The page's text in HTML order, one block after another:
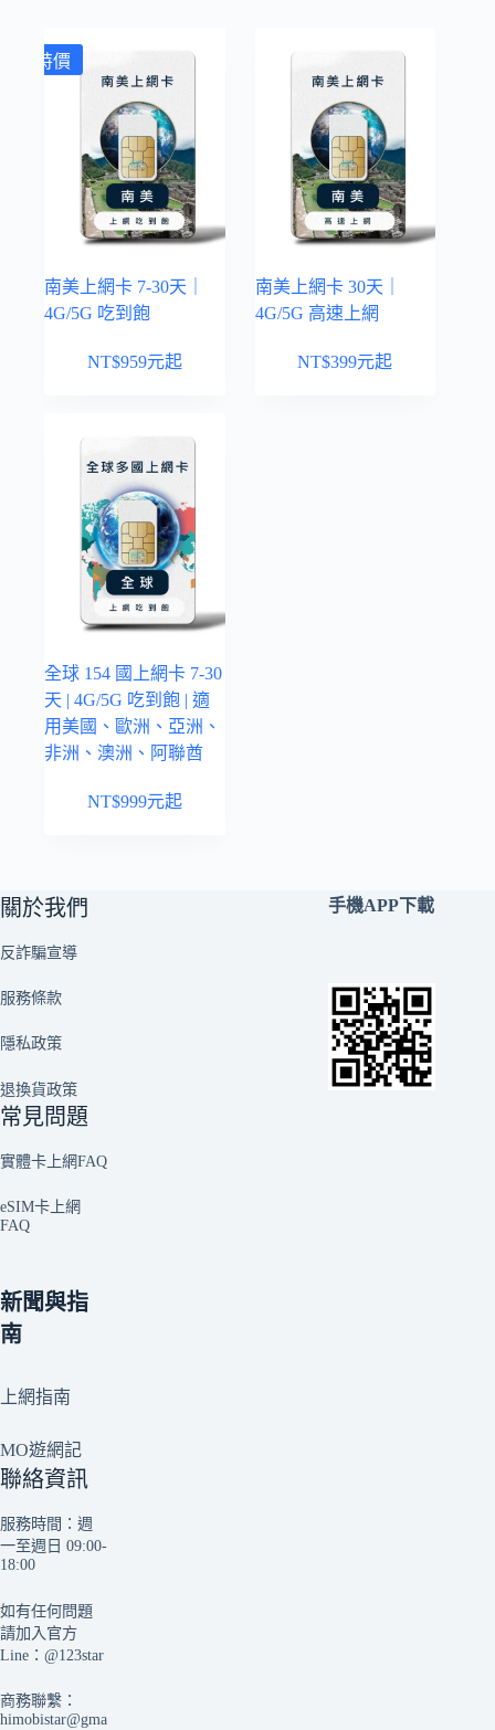
特價
南美上網卡 7-30天｜
4G/5G 吃到飽
NT$959元起
南美上網卡 30天｜
4G/5G 高速上網
NT$399元起
全球 154 國上網卡 7-30
天 | 4G/5G 吃到飽 | 適
用美國、歐洲、亞洲、
非洲、澳洲、阿聯酋
NT$999元起
關於我們
反詐騙宣導
服務條款
隱私政策
退換貨政策
常見問題
實體卡上網FAQ
eSIM卡上網
FAQ
新聞與指
南
上網指南
MO遊網記
聯絡資訊
服務時間：週
一至週日 09:00-
18:00
如有任何問題
請加入官方
Line： @123star
商務聯繫：
himobistar@gma
手機APP下載